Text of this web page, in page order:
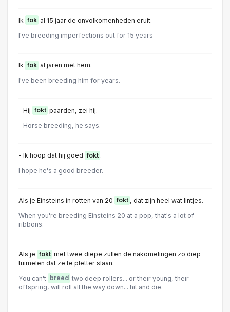
Ik fok al 15 jaar de onvolkomenheden eruit.
I've breeding imperfections out for 15 years
Ik fok al jaren met hem.
I've been breeding him for years.
- Hij fokt paarden, zei hij.
- Horse breeding, he says.
- Ik hoop dat hij goed fokt .
I hope he's a good breeder.
Als je Einsteins in rotten van 20 fokt , dat zijn heel wat lintjes.
When you're breeding Einsteins 20 at a pop, that's a lot of
ribbons.
Als je fokt met twee diepe zullen de nakomelingen zo diep
tuimelen dat ze te pletter slaan.
You can't breed two deep rollers... or their young, their
offspring, will roll all the way down... hit and die.